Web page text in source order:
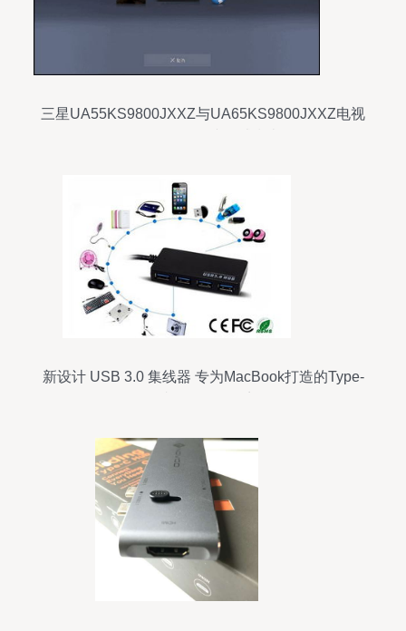
三星UA55KS9800JXXZ与UA65KS9800JXXZ电视
新设计 USB 3.0 集线器 专为MacBook打造的Type-